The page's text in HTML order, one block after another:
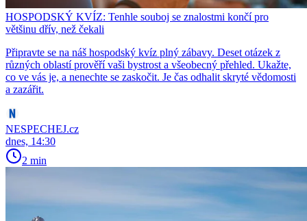
HOSPODSKÝ KVÍZ: Tenhle souboj se znalostmi končí pro
většinu dřív, než čekali
Připravte se na náš hospodský kvíz plný zábavy. Deset otázek z
různých oblastí prověří vaši bystrost a všeobecný přehled. Ukažte,
co ve vás je, a nenechte se zaskočit. Je čas odhalit skryté vědomosti
a zazářit.
NESPECHEJ.cz
dnes, 14:30
2 min